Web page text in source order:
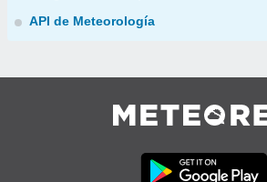
API de Meteorología